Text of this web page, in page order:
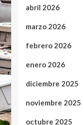
abril 2026
marzo 2026
febrero 2026
enero 2026
diciembre 2025
noviembre 2025
octubre 2025